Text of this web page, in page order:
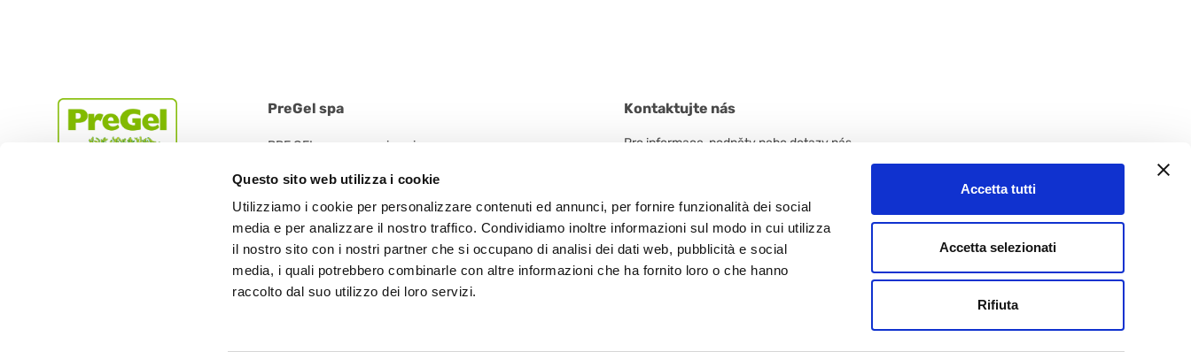
Questo sito web utilizza i cookie
Utilizziamo i cookie per personalizzare contenuti ed annunci, per fornire funzionalità dei social
media e per analizzare il nostro traffico. Condividiamo inoltre informazioni sul modo in cui utilizza
il nostro sito con i nostri partner che si occupano di analisi dei dati web, pubblicità e social
media, i quali potrebbero combinarle con altre informazioni che ha fornito loro o che hanno
raccolto dal suo utilizzo dei loro servizi.
Accetta tutti
Accetta selezionati
Rifiuta
PreGel spa
PRE GEL spa con socio unico
Tel.: +39.0522.394.211
Fax: +39.0522.394.305
Kontaktujte nás
Pro informace, podněty nebo dotazy nás
KONTAKTUJTE NÁS